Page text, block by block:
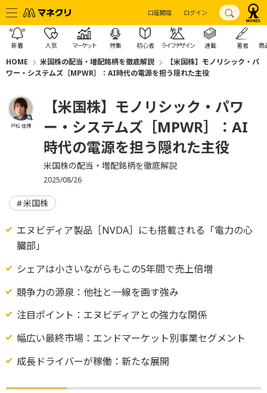
口座開設 ログイン
新着 人気 マーケット 特集 初心者 ライフデザイン 連載 著者 商
HOME 米国株の配当・増配銘柄を徹底解説
【米国株】モノリシック・パ
ワー・システムズ［MPWR］：AI時代の電源を担う隠れた主役
戸松 信博
【米国株】モノリシック・パワ
ー・システムズ［MPWR］：AI
時代の電源を担う隠れた主役
米国株の配当・増配銘柄を徹底解説
2025/08/26
米国株
エヌビディア製品［NVDA］にも搭載される「電力の心
臓部」
シェアは小さいながらもこの5年間で売上倍増
競争力の源泉：他社と一線を画す強み
注目ポイント：エヌビディアとの強力な関係
幅広い最終市場：エンドマーケット別事業セグメント
成長ドライバーが稼働：新たな展開